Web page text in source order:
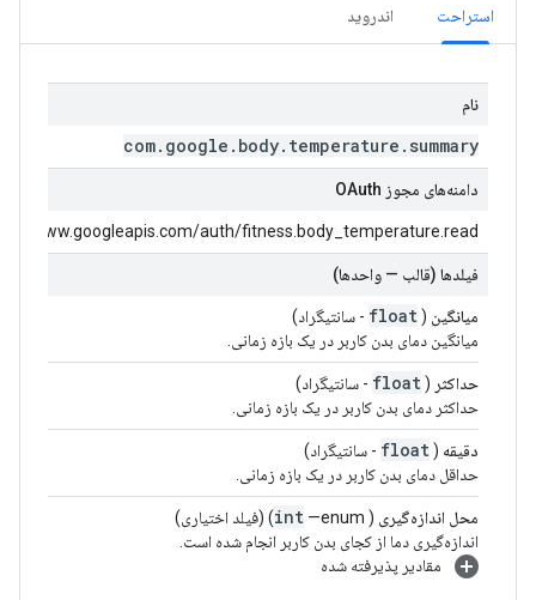
استراحت اندروید
نام
com. google . body. temperature . summary
دامنه‌های مجوز OAuth
www.googleapis.com/auth/fitness.body_temperature.read
فیلدها (قالب — واحدها)
میانگین (
float - سانتیگراد)
میانگین دمای بدن کاربر در یک بازه زمانی.
حداکثر (
float - سانتیگراد)
حداکثر دمای بدن کاربر در یک بازه زمانی.
دقیقه (
float - سانتیگراد)
حداقل دمای بدن کاربر در یک بازه زمانی.
محل اندازه‌گیری (
int —enum) (فیلد اختیاری)
اندازه‌گیری دما از کجای بدن کاربر انجام شده است.
مقادیر پذیرفته شده